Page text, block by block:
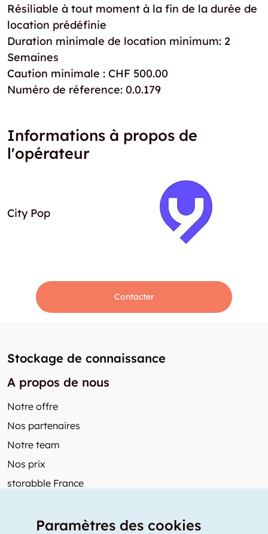
Résiliable à tout moment à la fin de la durée de
location prédéfinie
Duration minimale de location minimum: 2
Semaines
Caution minimale : CHF 500.00
Numéro de réference: 0.0.179
Informations à propos de
l'opérateur
City Pop
Contacter
Stockage de connaissance
A propos de nous
Notre offre
Nos partenaires
Notre team
Nos prix
storabble France
Paramètres des cookies